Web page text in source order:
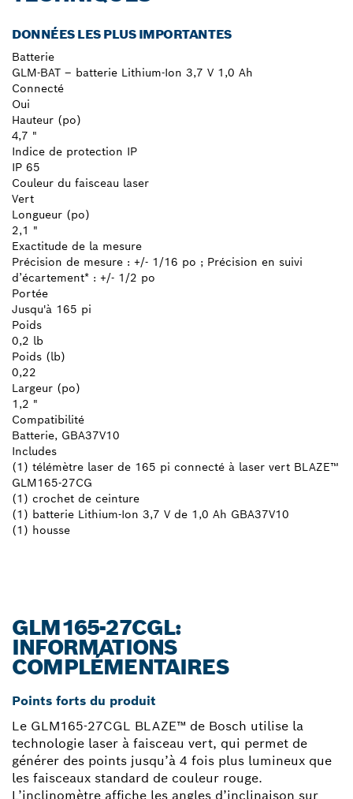
DONNÉES LES PLUS IMPORTANTES
Batterie
GLM-BAT – batterie Lithium-Ion 3,7 V 1,0 Ah
Connecté
Oui
Hauteur (po)
4,7 "
Indice de protection IP
IP 65
Couleur du faisceau laser
Vert
Longueur (po)
2,1 "
Exactitude de la mesure
Précision de mesure : +/- 1/16 po ; Précision en suivi
d’écartement* : +/- 1/2 po
Portée
Jusqu'à 165 pi
Poids
0,2 lb
Poids (lb)
0,22
Largeur (po)
1,2 "
Compatibilité
Batterie, GBA37V10
Includes
(1) télémètre laser de 165 pi connecté à laser vert BLAZE™
GLM165-27CG
(1) crochet de ceinture
(1) batterie Lithium-Ion 3,7 V de 1,0 Ah GBA37V10
(1) housse
GLM165-27CGL:
INFORMATIONS
COMPLÉMENTAIRES
Points forts du produit
Le GLM165-27CGL BLAZE™ de Bosch utilise la
technologie laser à faisceau vert, qui permet de
générer des points jusqu’à 4 fois plus lumineux que
les faisceaux standard de couleur rouge.
L’inclinomètre affiche les angles d’inclinaison sur